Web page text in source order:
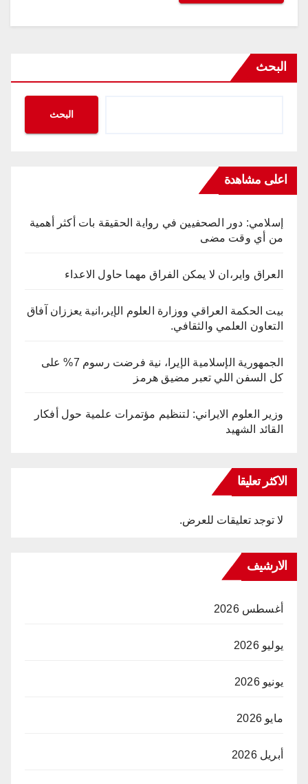
البحث
البحث
اعلى مشاهدة
إسلامي: دور الصحفيين في رواية الحقيقة بات أكثر أهمية
من أي وقت مضى
العراق واير،ان لا يمكن الفراق مهما حاول الاعداء
بيت الحكمة العراقي ووزارة العلوم الإير،انية يعززان آفاق
التعاون العلمي والثقافي.
الجمهورية الإسلامية الإيرا، نية فرضت رسوم 7% على
كل السفن اللي تعبر مضيق هرمز
وزير العلوم الايراني: لتنظيم مؤتمرات علمية حول أفكار
القائد الشهيد
الاكثر تعليقا
لا توجد تعليقات للعرض.
الارشيف
أغسطس 2026
يوليو 2026
يونيو 2026
مايو 2026
أبريل 2026